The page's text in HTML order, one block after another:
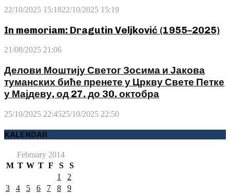
22/10/2025 15:1822/10/2025 15:19
In memoriam: Dragutin Veljković (1955–2025)
21/08/2025 21:06
Делови Моштију Светог Зосима и Јакова
туманских биће пренете у Цркву Свете Петке
у Мајдеву, од 27. до 30. октобра
25/10/2025 22:4525/10/2025 22:50
KALENDAR
February 2014
M T W T F S
S
1
2
3
4 5 6 7 8
9